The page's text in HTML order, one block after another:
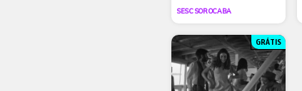
SESC SOROCABA
GRÁTIS